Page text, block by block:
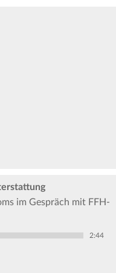
im Gespräch mit FFH-
2:44